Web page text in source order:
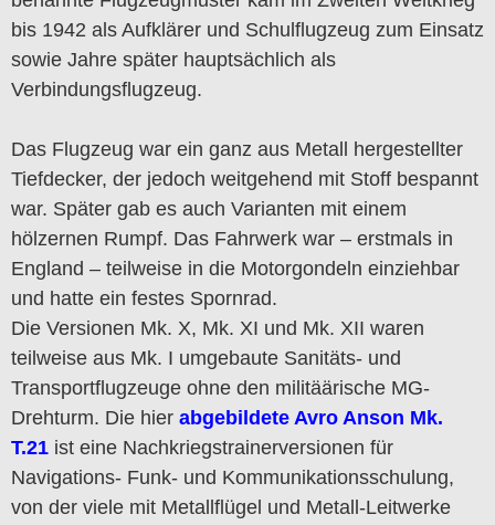
bis 1942 als Aufklärer und Schulflugzeug zum Einsatz
sowie Jahre später hauptsächlich als
Verbindungsflugzeug.
Das Flugzeug war ein ganz aus Metall hergestellter
Tiefdecker, der jedoch weitgehend mit Stoff bespannt
war. Später gab es auch Varianten mit einem
hölzernen Rumpf. Das Fahrwerk war – erstmals in
England – teilweise in die Motorgondeln einziehbar
und hatte ein festes Spornrad.
Die Versionen Mk. X, Mk. XI und Mk. XII waren
teilweise aus Mk. I umgebaute Sanitäts- und
Transportflugzeuge ohne den militäärische MG-
Drehturm. Die hier abgebildete Avro Anson Mk.
T.21 ist eine Nachkriegstrainerversionen für
Navigations- Funk- und Kommunikationsschulung,
von der viele mit Metallflügel und Metall-Leitwerke